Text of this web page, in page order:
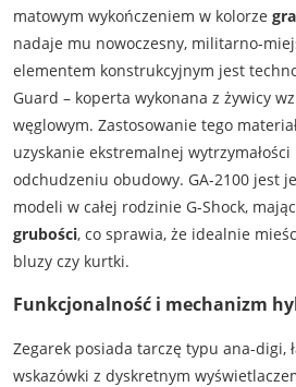
matowym wykończeniem w kolorze
nadaje mu nowoczesny, militarno-
elementem konstrukcyjnym jest
Guard – koperta wykonana z żywicy
węglowym. Zastosowanie tego
uzyskanie ekstremalnej
odchudzeniu obudowy. GA-2100 jest
modeli w całej rodzinie G-Shock,
grubości, co sprawia, że idealnie
bluzy czy kurtki.
Funkcjonalność i mechanizm
Zegarek posiada tarczę typu ana-digi,
wskazówki z dyskretnym